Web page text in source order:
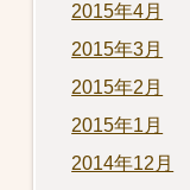
2015年4月
2015年3月
2015年2月
2015年1月
2014年12月